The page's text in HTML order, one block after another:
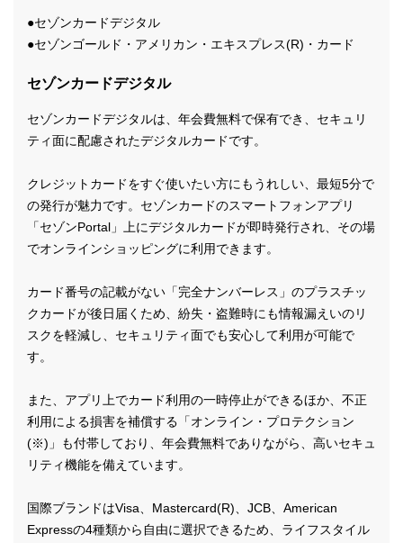
●セゾンカードデジタル
●セゾンゴールド・アメリカン・エキスプレス(R)・カード
セゾンカードデジタル
セゾンカードデジタルは、年会費無料で保有でき、セキュリ
ティ面に配慮されたデジタルカードです。
クレジットカードをすぐ使いたい方にもうれしい、最短5分で
の発行が魅力です。セゾンカードのスマートフォンアプリ
「セゾンPortal」上にデジタルカードが即時発行され、その場
でオンラインショッピングに利用できます。
カード番号の記載がない「完全ナンバーレス」のプラスチッ
クカードが後日届くため、紛失・盗難時にも情報漏えいのリ
スクを軽減し、セキュリティ面でも安心して利用が可能で
す。
また、アプリ上でカード利用の一時停止ができるほか、不正
利用による損害を補償する「オンライン・プロテクション
(※)」も付帯しており、年会費無料でありながら、高いセキュ
リティ機能を備えています。
国際ブランドはVisa、Mastercard(R)、JCB、American
Expressの4種類から自由に選択できるため、ライフスタイル